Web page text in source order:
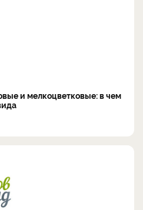
и мелкоцветковые: в чем